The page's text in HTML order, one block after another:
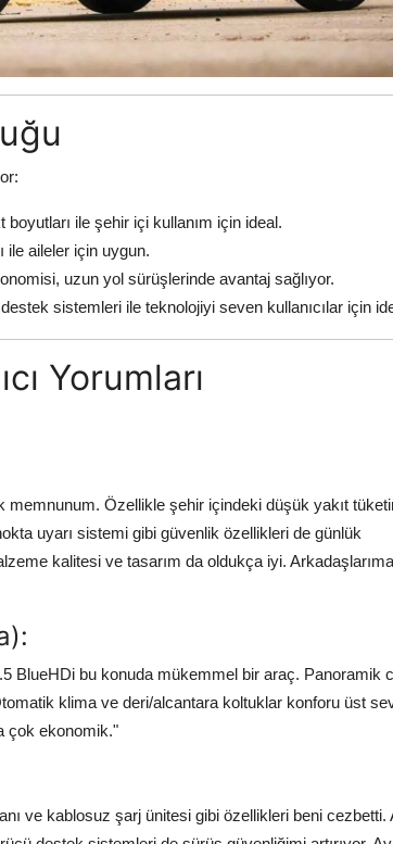
ile şehir içi kullanım için ideal.
ile aileler için uygun.
uzun yol sürüşlerinde avantaj sağlıyor.
sistemleri ile teknolojiyi seven kullanıcılar için
Yorumları
memnunum. Özellikle şehir içindeki düşük yakıt
uyarı sistemi gibi güvenlik özellikleri de günlük
kalitesi ve tasarım da oldukça iyi.
BlueHDi bu konuda mükemmel bir araç. Panoramik
klima ve deri/alcantara koltuklar konforu üst
çok ekonomik."
ve kablosuz şarj ünitesi gibi özellikleri beni cezbetti.